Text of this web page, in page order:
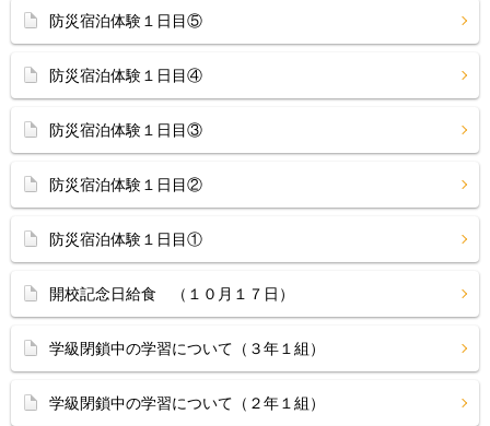
防災宿泊体験１日目⑤
防災宿泊体験１日目④
防災宿泊体験１日目③
防災宿泊体験１日目②
防災宿泊体験１日目①
開校記念日給食 （１０月１７日）
学級閉鎖中の学習について（３年１組）
学級閉鎖中の学習について（２年１組）